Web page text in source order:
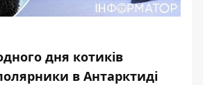
дня котиків
в Антарктиді